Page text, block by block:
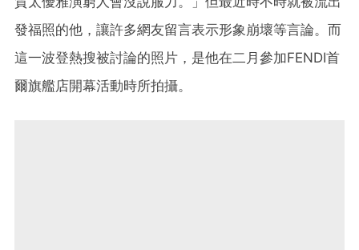
發福照的他，讓許多網友留言表示形象崩壞等言論。而
這一波登熱搜被討論的照片，是他在二月參加FENDI首
爾旗艦店開幕活動時所拍攝。